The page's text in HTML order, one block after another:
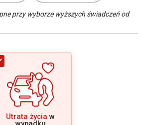
przy wyborze wyższych świadczeń od
Utrata życia w